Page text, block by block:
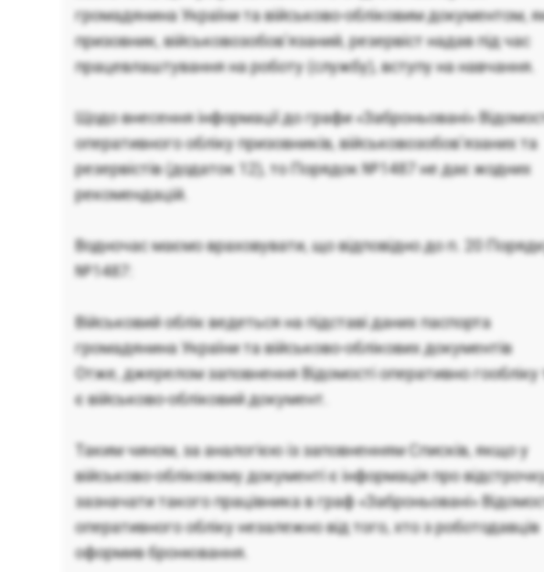
громадянина України та військово-обліковим документом,
призовник, військовозобов’язаний, резервіст надав під час
працевлаштування на роботу (службу), вступу на навчання.
Щодо внесення інформації до графи «Заброньовані»
оперативного обліку призовників, військовозобов’язаних та
резервістів (додаток 12), то Порядок №1487 не дає жодних
рекомендацій.
Водночас маємо враховувати, що відповідно до п. 20
№1487:
Військовий облік ведеться на підставі даних паспорта
громадянина України та військово-облікових документів
Отже, джерелом заповнення Відомості оперативно
є військово-обліковий документ.
Таким чином, за аналогією із заповненням Списків, якщо у
військово-обліковому документі є інформація про
зазначати такого працівника в граф «Заброньовані»
оперативного обліку незалежно від того, хто з роботодавців
оформив бронювання.